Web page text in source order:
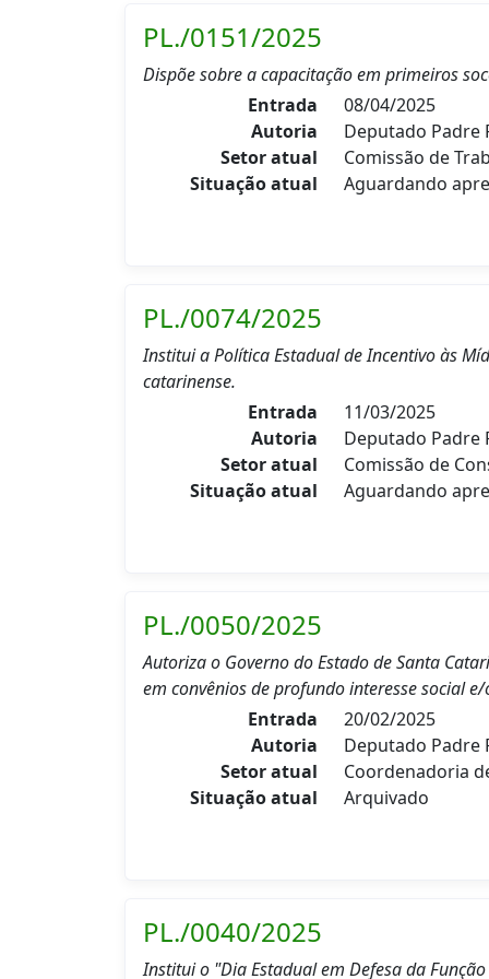
PL./0151/2025
Dispõe sobre a capacitação em primeiros
Entrada
08/04/2025
Autoria
Deputado Padre
Setor atual
Comissão de
Situação atual
Aguardando
PL./0074/2025
Institui a Política Estadual de Incentivo às
catarinense.
Entrada
11/03/2025
Autoria
Deputado Padre
Setor atual
Comissão de
Situação atual
Aguardando
PL./0050/2025
Autoriza o Governo do Estado de Santa
em convênios de profundo interesse social
Entrada
20/02/2025
Autoria
Deputado Padre
Setor atual
Coordenadoria
Situação atual
Arquivado
PL./0040/2025
Institui o "Dia Estadual em Defesa da